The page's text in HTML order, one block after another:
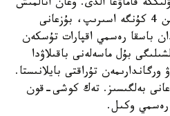
پوليتسيتسياسى 45 تاۋلىككە قاماۋعا الدى. وعان اتالمىش
ەلدە بولۋدىڭ ۆيزالىق رەجيمىن 4 كۇنگە اسىرىپ، بۇزعانى
باسقا رەسمي اقپارات تۇسكەن
بۇل ماسەلەنى باقىلاۋدا
تۇراقتى بايلانىستا.
بەلگىسىز. تەك كوشى-قون
وكىل.